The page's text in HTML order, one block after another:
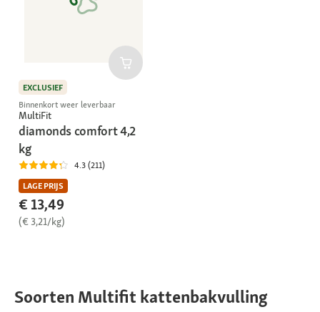
EXCLUSIEF
Binnenkort weer leverbaar
MultiFit
diamonds comfort 4,2
kg
4.3 (211)
LAGE PRIJS
€ 13,49
(€ 3,21/kg)
Soorten Multifit kattenbakvulling